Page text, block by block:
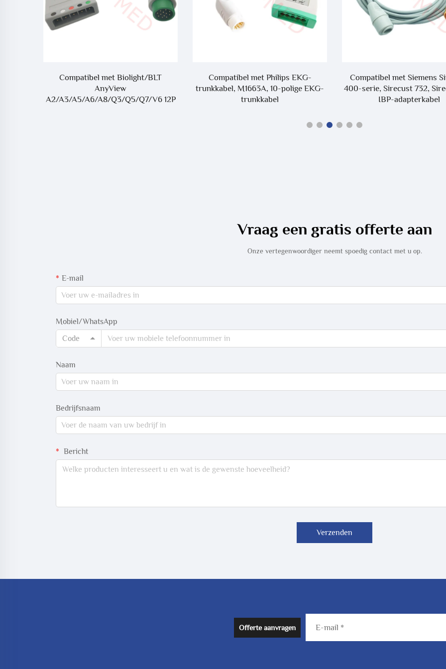
Compatibel met Biolight/BLT
AnyView
A2/A3/A5/A6/A8/Q3/Q5/Q7/V6 12P
Compatibel met Philips EKG-
trunkkabel, M1663A, 10-polige EKG-
trunkkabel
Compatibel met Siemens
400-serie, Sirecust 732,
IBP-adapterkabel
Vraag een gratis offerte aan
Onze vertegenwoordiger neemt spoedig contact met u op.
E-mail
Mobiel/WhatsApp
Code
Naam
Bedrijfsnaam
Bericht
Verzenden
Offerte aanvragen